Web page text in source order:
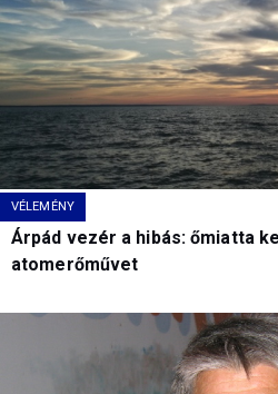
VÉLEMÉNY
Árpád vezér a hibás: őmiatta
atomerőművet